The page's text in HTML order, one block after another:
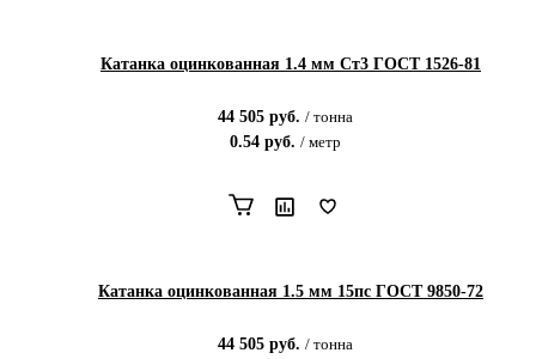
Катанка оцинкованная 1.4 мм Ст3 ГОСТ 1526-81
44 505руб. / тонна
0.54руб. / метр
Катанка оцинкованная 1.5 мм 15пс ГОСТ 9850-72
44 505руб. / тонна